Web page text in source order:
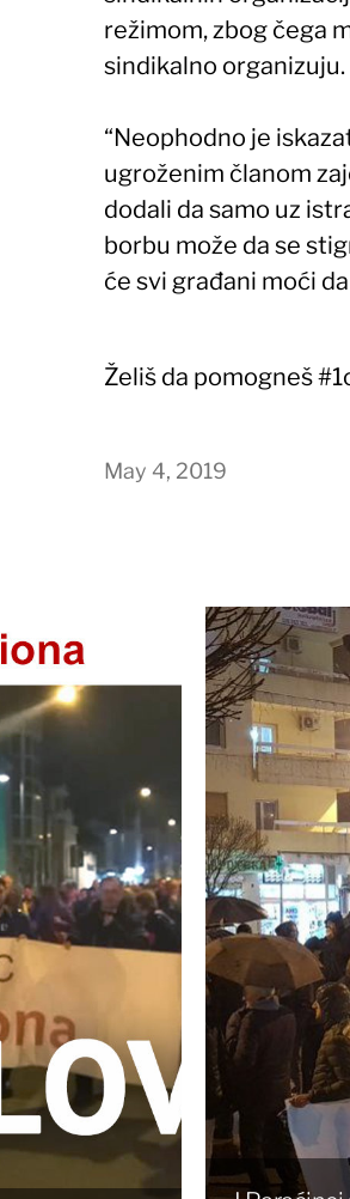
režimom, zbog čega
sindikalno organizuju.
“Neophodno je
ugroženim članom
dodali da samo uz
borbu može da se
će svi građani moći
Želiš da pomogneš
May 4, 2019